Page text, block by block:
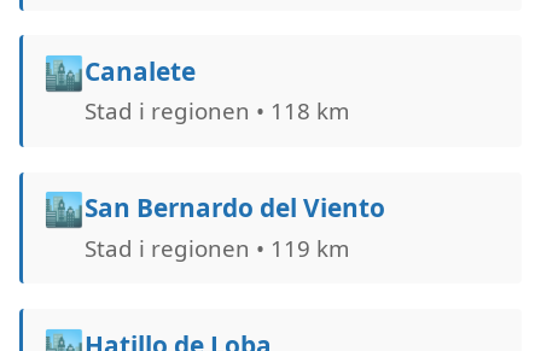
🏙️Canalete
Stad i regionen • 118 km
🏙️San Bernardo del Viento
Stad i regionen • 119 km